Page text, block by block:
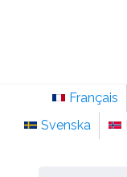
Français
Svenska